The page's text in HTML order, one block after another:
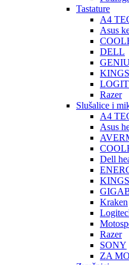
Tastature
A4
Asus
DELL
Razer
Slušalice i
A4
Asus
Dell
Kraken
Razer
SONY
ZA